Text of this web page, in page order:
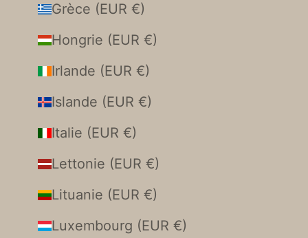
Grèce (EUR €)
Hongrie (EUR €)
Irlande (EUR €)
Islande (EUR €)
Italie (EUR €)
Lettonie (EUR €)
Lituanie (EUR €)
Luxembourg (EUR €)